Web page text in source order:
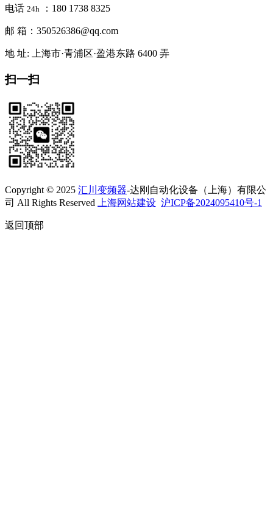
电话 24h ：180 1738 8325
邮 箱：350526386@qq.com
地 址: 上海市·青浦区·盈港东路 6400 弄
扫一扫
Copyright © 2025 汇川变频器-达刚自动化设备（上海）有限公
司 All Rights Reserved 上海网站建设 沪ICP备2024095410号-1
返回顶部